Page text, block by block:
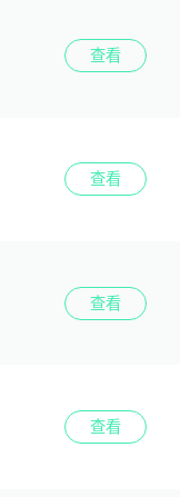
查看
查看
查看
查看